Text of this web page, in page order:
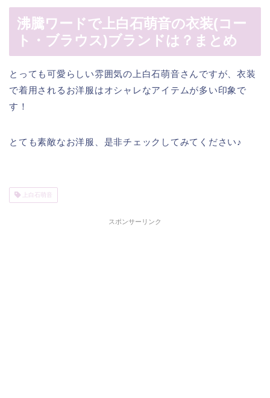
沸騰ワードで上白石萌音の衣装(コー
ト・ブラウス)ブランドは？まとめ
とっても可愛らしい雰囲気の上白石萌音さんですが、衣装
で着用されるお洋服はオシャレなアイテムが多い印象で
す！
とても素敵なお洋服、是非チェックしてみてください♪
上白石萌音
スポンサーリンク